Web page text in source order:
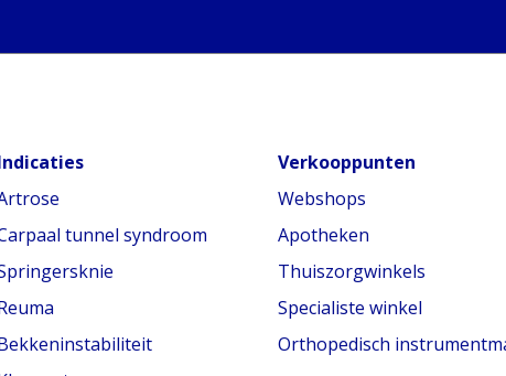
tunnel syndroom
Verkooppunten
Webshops
Apotheken
Thuiszorgwinkels
Specialiste winkel
Orthopedisch